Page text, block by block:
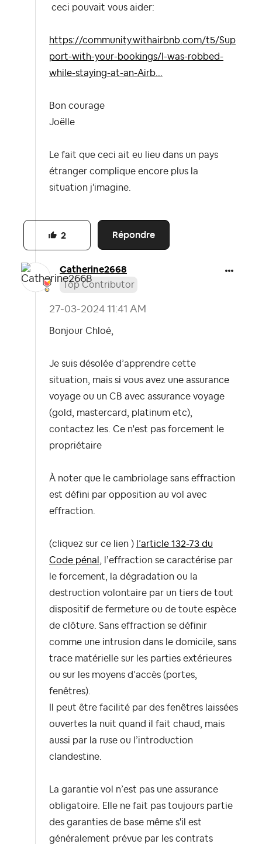
ceci pouvait vous aider:
https://community.withairbnb.com/t5/Sup
port-with-your-bookings/I-was-robbed-
while-staying-at-an-Airb...
Bon courage
Joëlle
Le fait que ceci ait eu lieu dans un pays
étranger complique encore plus la
situation j'imagine.
Répondre
2
Catherine2668
Top Contributor
‎27-03-2024 11:41 AM
Bonjour Chloé,
Je suis désolée d’apprendre cette
situation, mais si vous avez une assurance
voyage ou un CB avec assurance voyage
(gold, mastercard, platinum etc),
contactez les. Ce n'est pas forcement le
propriétaire
À noter que le cambriolage sans effraction
est défini par opposition au vol avec
effraction.
(cliquez sur ce lien ) l’article 132-73 du
Code pénal
, l’effraction se caractérise par
le forcement, la dégradation ou la
destruction volontaire par un tiers de tout
dispositif de fermeture ou de toute espèce
de clôture. Sans effraction se définir
comme une intrusion dans le domicile, sans
trace matérielle sur les parties extérieures
ou sur les moyens d’accès (portes,
fenêtres).
Il peut être facilité par des fenêtres laissées
ouvertes la nuit quand il fait chaud, mais
aussi par la ruse ou l’introduction
clandestine.
La garantie vol n’est pas une assurance
obligatoire. Elle ne fait pas toujours partie
des garanties de base même s'il est
généralement prévue par les contrats